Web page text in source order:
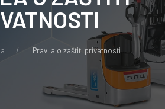
Pravila o zaštiti privatnosti